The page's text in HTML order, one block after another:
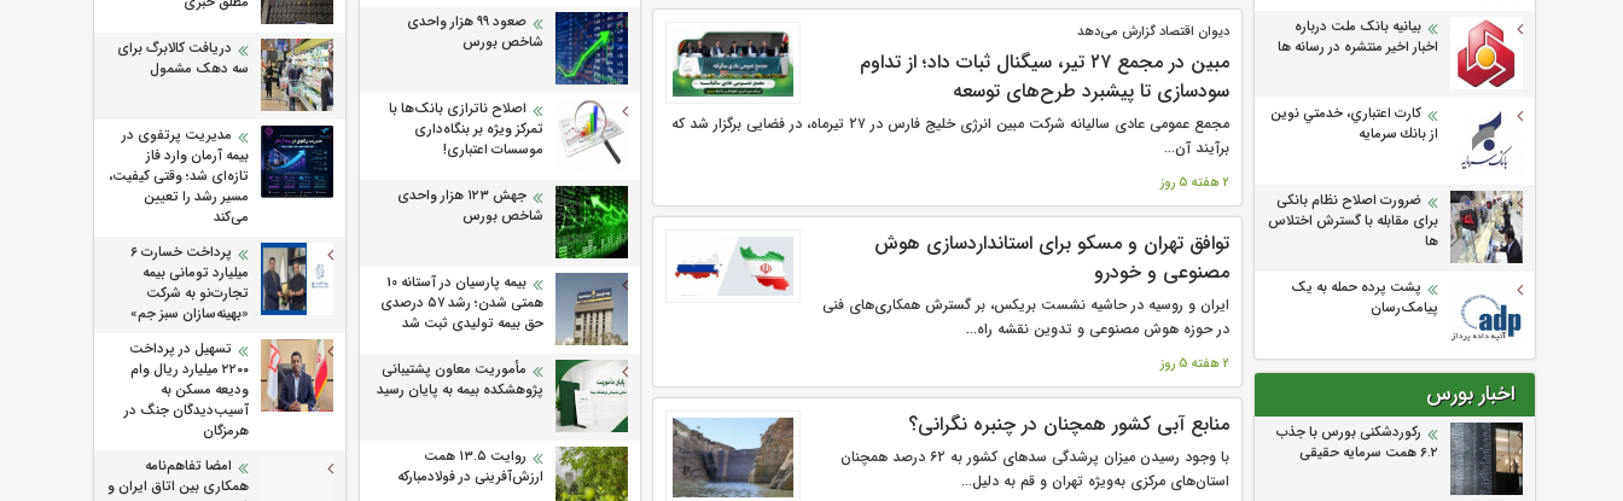
بیانیه بانک ملت درباره
اخبار اخیر منتشره در رسانه ها
كارت اعتباري، خدمتي نوين
از بانك سرمايه
ضرورت اصلاح نظام بانکی
برای مقابله با گسترش اختلاس
ها
پشت پرده حمله به یک
پیامک‌رسان
اخبار بورس
رکوردشکنی بورس با جذب
۶.۲ همت سرمایه حقیقی
دیوان اقتصاد گزارش می‌دهد
مبین در مجمع ۲۷ تیر، سیگنال ثبات داد؛ از تداوم
سودسازی تا پیشبرد طرح‌های توسعه
مجمع عمومی عادی سالیانه شرکت مبین انرژی خلیج فارس در ۲۷ تیرماه، در فضایی برگزار شد که
برآیند آن...
2 هفته 5 روز
توافق تهران و مسکو برای استانداردسازی هوش
مصنوعی و خودرو
ایران و روسیه در حاشیه نشست بریکس، بر گسترش همکاری‌های فنی
در حوزه هوش مصنوعی و تدوین نقشه راه...
2 هفته 5 روز
منابع آبی کشور همچنان در چنبره نگرانی؟
با وجود رسیدن میزان پرشدگی سدهای کشور به ۶۲ درصد همچنان
استان‌های مرکزی به‌ویژه تهران و قم به دلیل...
صعود ۹۹ هزار واحدی
شاخص بورس
اصلاح ناترازی بانک‌ها با
تمرکز ویژه بر بنگاه‌داری
موسسات اعتباری!
جهش ۱۲۳ هزار واحدی
شاخص بورس
بیمه پارسیان در آستانه 10
همتی شدن؛ رشد ۵۷ درصدی
حق بیمه تولیدی ثبت شد
مأموریت معاون پشتیبانی
پژوهشكده بیمه به پایان رسید
روایت ۱۳.۵ همت
ارزش‌آفرینی در فولادمبارکه
دریافت کالابرگ برای
سه دهک مشمول
مدیریت پرتفوی در
بیمه آرمان وارد فاز
تازه‌ای شد؛ وقتی کیفیت،
مسیر رشد را تعیین
می‌کند
پرداخت خسارت ۶
میلیارد تومانی بیمه
تجارت‌نو به شرکت
«بهینه‌سازان سبز جم»
تسهیل در پرداخت
۲۲۰۰ میلیارد ریال وام
ودیعه مسکن به
آسیب‌دیدگان جنگ در
هرمزگان
امضا تفاهم‌نامه
همکاری بین اتاق ایران و